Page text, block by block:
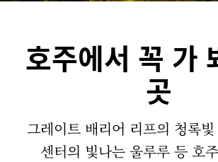
호주에서 꼭 가
곳
그레이트 배리어 리프의 청록
센터의 빛나는 울루루 등 호